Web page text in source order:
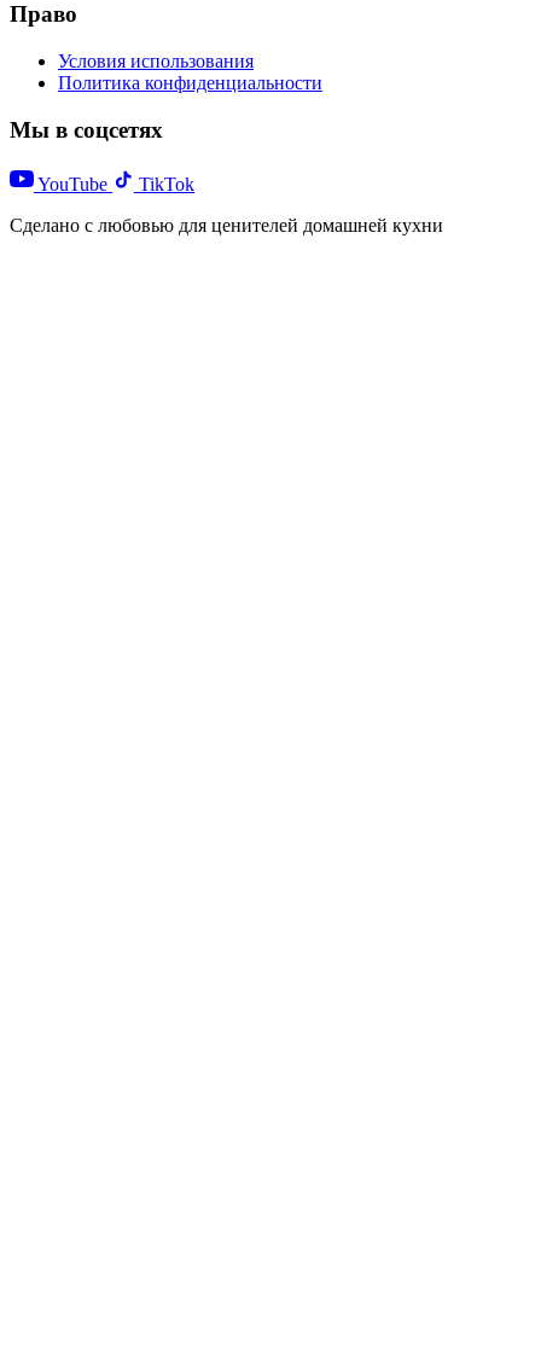
Право
Условия использования
Политика конфиденциальности
Мы в соцсетях
YouTube
TikTok
Сделано с любовью для ценителей домашней кухни